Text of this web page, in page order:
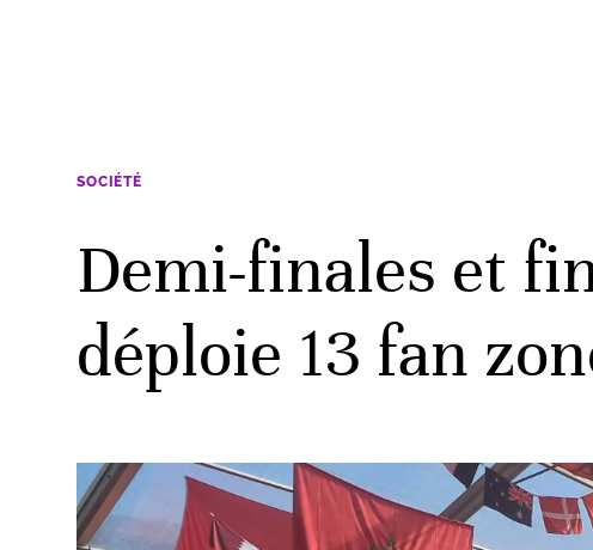
SOCIÉTÉ
Demi-finales et
déploie 13 fan